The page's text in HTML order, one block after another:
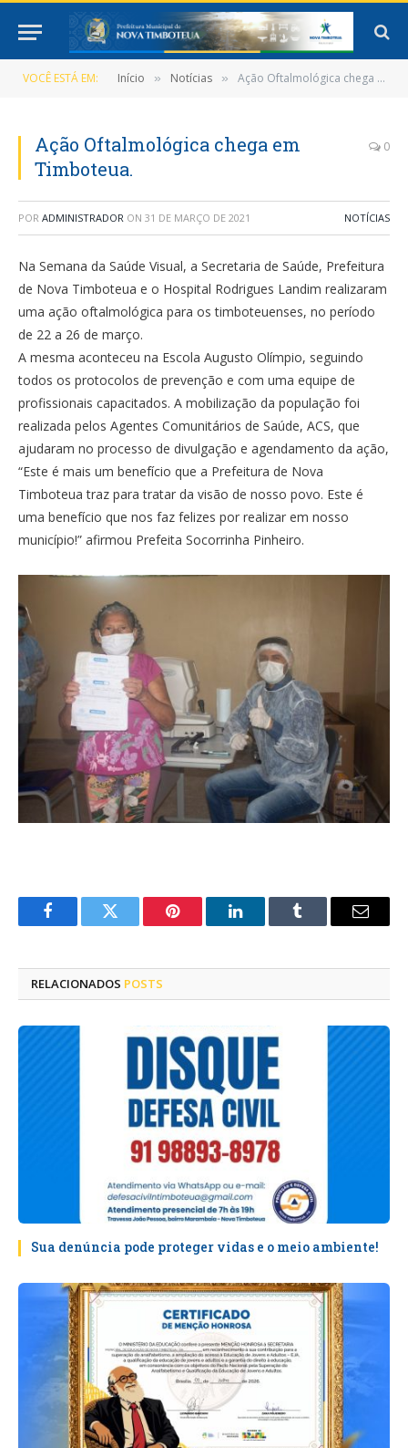
VOCÊ ESTÁ EM: Início » Notícias » Ação Oftalmológica chega em Timboteua.
Ação Oftalmológica chega em
Timboteua.
0
POR ADMINISTRADOR ON 31 DE MARÇO DE 2021 NOTÍCIAS
Na Semana da Saúde Visual, a Secretaria de Saúde, Prefeitura
de Nova Timboteua e o Hospital Rodrigues Landim realizaram
uma ação oftalmológica para os timboteuenses, no período
de 22 a 26 de março.
A mesma aconteceu na Escola Augusto Olímpio, seguindo
todos os protocolos de prevenção e com uma equipe de
profissionais capacitados. A mobilização da população foi
realizada pelos Agentes Comunitários de Saúde, ACS, que
ajudaram no processo de divulgação e agendamento da ação,
“Este é mais um benefício que a Prefeitura de Nova
Timboteua traz para tratar da visão de nosso povo. Este é
uma benefício que nos faz felizes por realizar em nosso
município!” afirmou Prefeita Socorrinha Pinheiro.
FacebookTwitter Pinterest LinkedInTumblr
E-
RELACIONADOS POSTS
Sua denúncia pode proteger vidas e o meio ambiente!